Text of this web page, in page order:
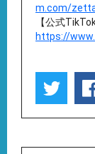
m.com/
【公式TikTok
https://